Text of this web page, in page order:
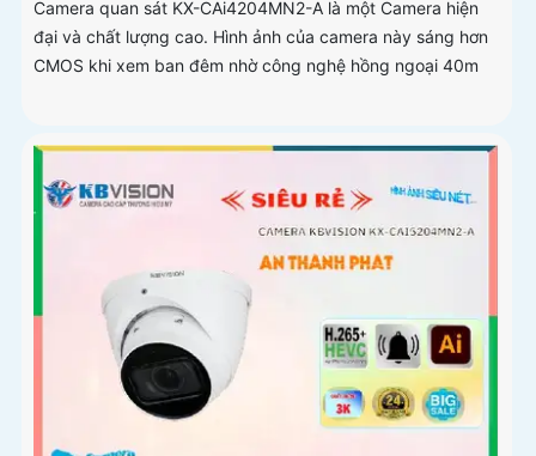
Camera quan sát KX-CAi4204MN2-A là một Camera hiện
đại và chất lượng cao. Hình ảnh của camera này sáng hơn
CMOS khi xem ban đêm nhờ công nghệ hồng ngoại 40m